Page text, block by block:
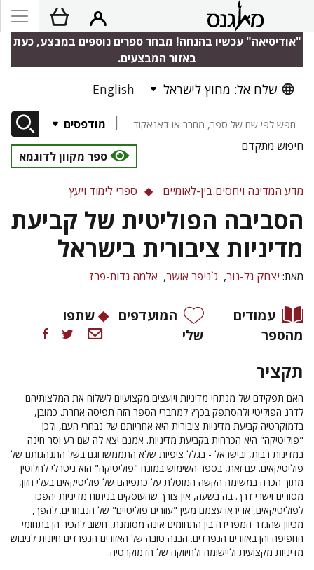
"אודיסיאה" עכשיו בהנחה! מבחר ספרים נוספים במבצע, כעת
באזור המבצעים.
שלח אל: מחוץ לישראל English
מודפסים
חיפוש מתקדם
ספר מקוון לדוגמא
מדע המדינה ויחסים בין-לאומיים ספרי לימוד ויעץ
הסביבה הפוליטית של קביעת
מדיניות ציבורית בישראל
מאת:יצחק גל-נור ג`ניפר אושר אלמה גדות-פרז
עמודים
מהספר
המועדפים
שלי
שתפו
תקציר
האם תפקידם של מנתחי מדיניות ויועצים מקצועיים לשלוח את המלצותיהם
לדרג הפוליטי ולהסתפק בכך?למחברי הספר הזה תפיסה אחרת.כמובן,
בדמוקרטיה קביעת מדיניות ציבורית היא אחריותם של נבחרי העם,ולכן
פוליטיקה"היא הכרחית בקביעת מדיניות.אמנם יצא לה שם רע וסר חינה
במדינות רבות,ובישראל-בגלל ציפיות שלא התממשו וגם בשל התנהגותם של
פוליטיקאים.עם זאת,בספר השימוש במונח"פוליטיקה"הוא ניטרלי לחלוטין
מתוך הכרה במשימה הקשה המוטלת על כתפיהם של פוליטיקאים בעלי חזון,
מסוּרים וישרי דרך.בה בשעה, אין צורך שהעוסקים בניתוח מדיניות יהפכו
לפוליטיקאים,או יראו עצמם מעין"עוזרים פוליטיים"של הנבחרים.להפך,
מכיוון שהגדר המפרידה בין התחומים אינה מסומנת,חשוב להכיר הן בתחומי
החפיפה והן באזורים הנפרדים.הבנה טובה של האזורים הנפרדים חיונית לגיבוש
מדיניות מקצועית וליישומה ולחיזוקה של הדמוקרטיה.